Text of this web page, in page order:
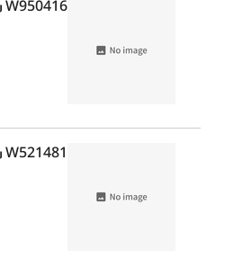
APJ
W950416
APJ
W521481